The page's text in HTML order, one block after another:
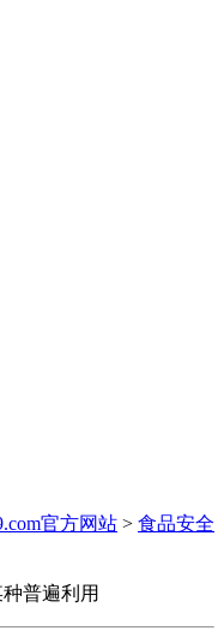
官方网站 > 食品安全
普遍利用